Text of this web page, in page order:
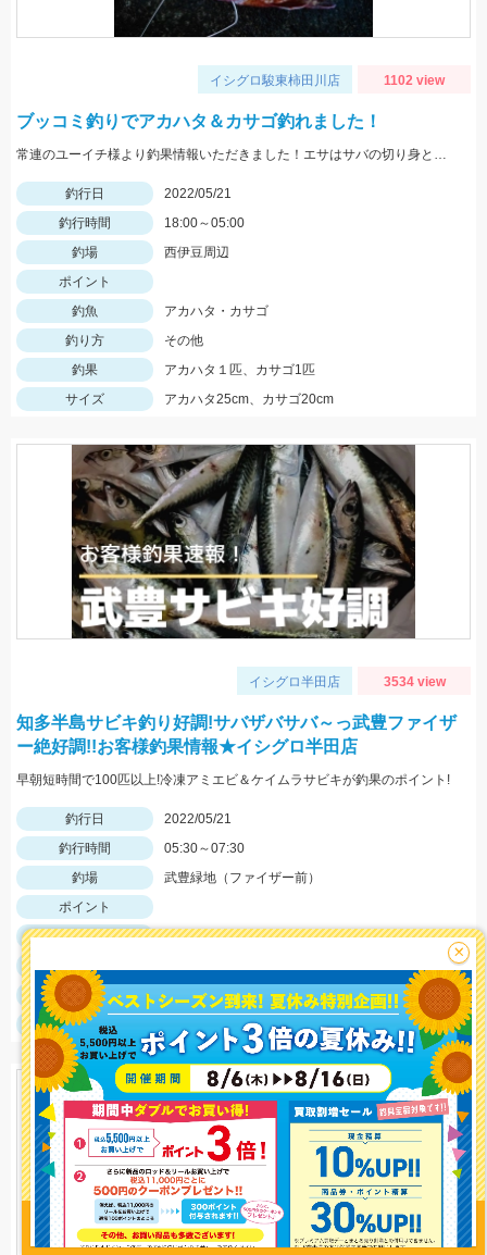
釣り情報を
投稿する
イシグロ駿東柿田川店 1102 view
ブッコミ釣りでアカハタ＆カサゴ釣れました！
常連のユーイチ様より釣果情報いただきました！エサはサバの切り身とイカタンを使用。
釣行日
2022/05/21
釣行時間
18:00～05:00
釣場
西伊豆周辺
ポイント
釣魚
アカハタ・カサゴ
釣り方
その他
釣果
アカハタ１匹、カサゴ1匹
サイズ
アカハタ25cm、カサゴ20cm
イシグロ半田店 3534 view
知多半島サビキ釣り好調!サバザバサバ～っ武豊ファイザ
ー絶好調!!お客様釣果情報★イシグロ半田店
早朝短時間で100匹以上!冷凍アミエビ＆ケイムラサビキが釣果のポイント!
釣行日
2022/05/21
釣行時間
05:30～07:30
釣場
武豊緑地（ファイザー前）
ポイント
釣魚
サバ
釣果
サバ多数
サイズ
サバ10～15㎝
×